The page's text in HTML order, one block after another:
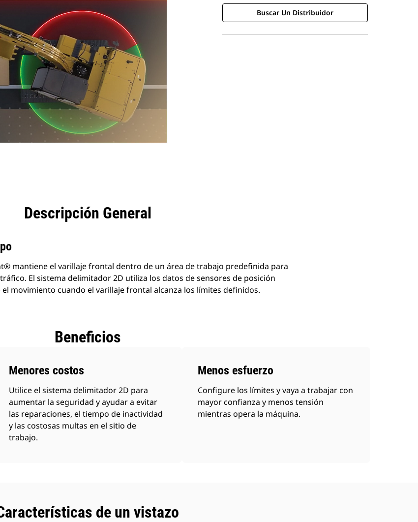
Buscar Un Distribuidor
Descripción General
mantiene el varillaje frontal dentro de un área de trabajo predefinida para
El sistema delimitador 2D utiliza los datos de sensores de posición
movimiento cuando el varillaje frontal alcanza los límites definidos.
Beneficios
Menores costos
Utilice el sistema delimitador 2D para
aumentar la seguridad y ayudar a evitar
las reparaciones, el tiempo de inactividad
y las costosas multas en el sitio de
trabajo.
Menos esfuerzo
Configure los límites y vaya a trabajar con
mayor confianza y menos tensión
mientras opera la máquina.
de un vistazo